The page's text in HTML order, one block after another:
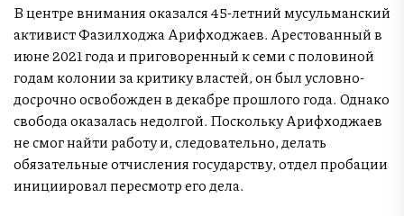
В центре внимания оказался 45-летний мусульманский
активист Фазилходжа Арифходжаев. Арестованный в
июне 2021 года и приговоренный к семи с половиной
годам колонии за критику властей, он был условно-
досрочно освобожден в декабре прошлого года. Однако
свобода оказалась недолгой. Поскольку Арифходжаев
не смог найти работу и, следовательно, делать
обязательные отчисления государству, отдел пробации
инициировал пересмотр его дела.